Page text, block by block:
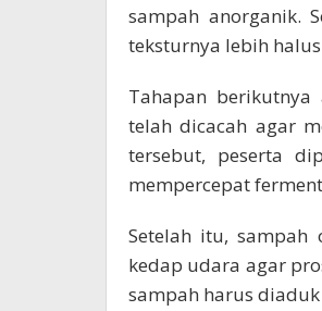
sampah anorganik.
teksturnya lebih
Tahapan
telah dicacah agar
tersebut, peserta
mempercepat
Setelah itu,
kedap udara agar
sampah harus